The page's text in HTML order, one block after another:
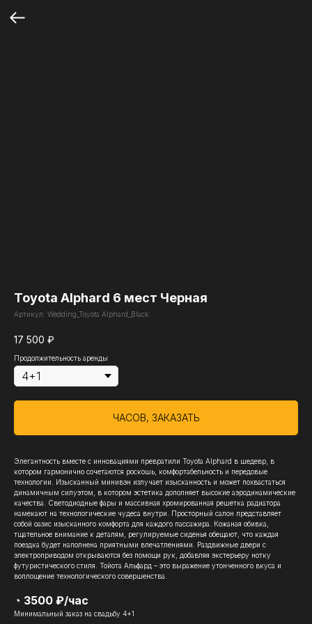
Toyota Alphard 6 мест Черная
Артикул: Wedding_Toyota Alphard_Black
17 500 ₽
Продолжительность аренды
ЧАСОВ, ЗАКАЗАТЬ
Элегантность вместе с инновациями превратили Toyota Alphard в шедевр, в
котором гармонично сочетаются роскошь, комфортабельность и передовые
технологии. Изысканный минивэн излучает изысканность и может похвастаться
динамичным силуэтом, в котором эстетика дополняет высокие аэродинамические
качества. Светодиодные фары и массивная хромированная решетка радиатора
намекают на технологические чудеса внутри. Просторный салон представляет
собой оазис изысканного комфорта для каждого пассажира. Кожаная обивка,
тщательное внимание к деталям, регулируемые сиденья обещают, что каждая
поездка будет наполнена приятными впечатлениями. Раздвижные двери с
электроприводом открываются без помощи рук, добавляя экстерьеру нотку
футуристического стиля. Тойота Альфард – это выражение утонченного вкуса и
воплощение технологического совершенства.
◔ 3500 ₽/час
Минимальный заказ на свадьбу 4+1